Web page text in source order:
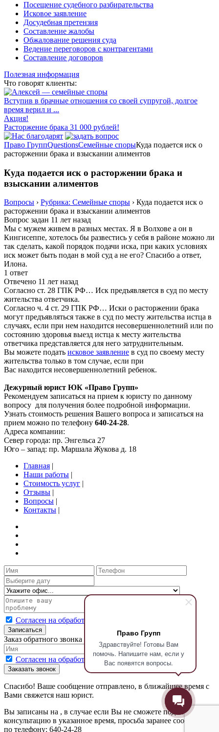
Право Групп
Здравствуйте! Готовы Вам
помочь. Напишите нам, если у
Вас появятся вопросы.
Посещение судебного разбирательства
Исковое заявление
Досудебная претензия
Составление жалобы
Обжалование решения суда
Ведение переговоров с контрагентами
Составление договоров
Полезная информация
Что говорят клиенты:
Вступив в брачные отношения со своей супругой, долгое
время верил и ...
Акция!
Расторжение брака 31 000 рублей!
Право ГруппQuestionsСемейные спорыКуда подается иск о
расторжении брака и взыскании алиментов
Куда подается иск о расторжении брака и
взыскании алиментов
Вопросы › Рубрика: Семейные споры › Куда подается иск о
расторжении брака и взыскании алиментов
Вопрос задан 11 лет назад
Мы с мужем живем в разных местах. Я в Волхове а он в
Кингисеппе, хотелось бы развестись у себя в районе можно ли
так сделать, какой порядок подачи иска, при каких условиях
иск может быть подан в мой суд а не его? Спасибо а ответ,
Илона.
1 ответ
Отвечено 11 лет назад
Согласно ст. 28 ГПК РФ… Иск предъявляется в суд по месту
жительства ответчика.
Согласно ч. 4 ст. 29 ГПК РФ… Иски о расторжении брака
могут предъявляться также в суд по месту жительства истца в
случаях, если при нем находится несовершеннолетний или по
состоянию здоровья выезд истца к месту жительства
ответчика представляется для него затруднительным.
Вы можете подать исковое заявление в суд по своему месту
жительства только в том случае, если при
Вас находится несовершеннолетний ребенок.
Дежурный юрист ЮК «Право Групп»
Рекомендуем записаться на прием к юристу по данному
вопросу для получения более подробной информации.
Узнать стоимость решения Вашего вопроса и записаться на
прием можно по телефону 640-24-28.
Адреса компании:
Север города: пр. Энгельса 27
Юго – запад: пр. Маршала Жукова д. 18
Главная |
Наши работы |
Стоимость услуг |
Отзывы |
Вопросы |
Контакты |
Согласен на обработку персональных данных
Записаться
Заказ обратного звонка
Согласен на обработку персональных данных
Заказать звонок
Спасибо! Ваше сообщение отправлено, в ближайшее время с
Вами свяжется наш юрист.
Вы записаны на , в случае если Вы не сможете подойти на
консультацию в указанное время, просьба заранее сообщить
по телефону: 640-24-28